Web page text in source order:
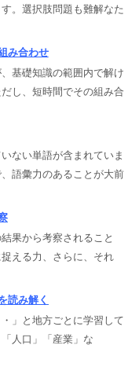
。選択肢問題も難解なた
み合わせ
基礎知識の範囲内で解け
し、短時間でその組み合
ない単語が含まれていま
語彙力のあることが大前
果から考察されること
える力、さらに、それ
読み解く
」と地方ごとに学習して
人口」「産業」な